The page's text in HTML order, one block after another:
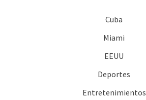
Cuba
Miami
EEUU
Deportes
Entretenimientos